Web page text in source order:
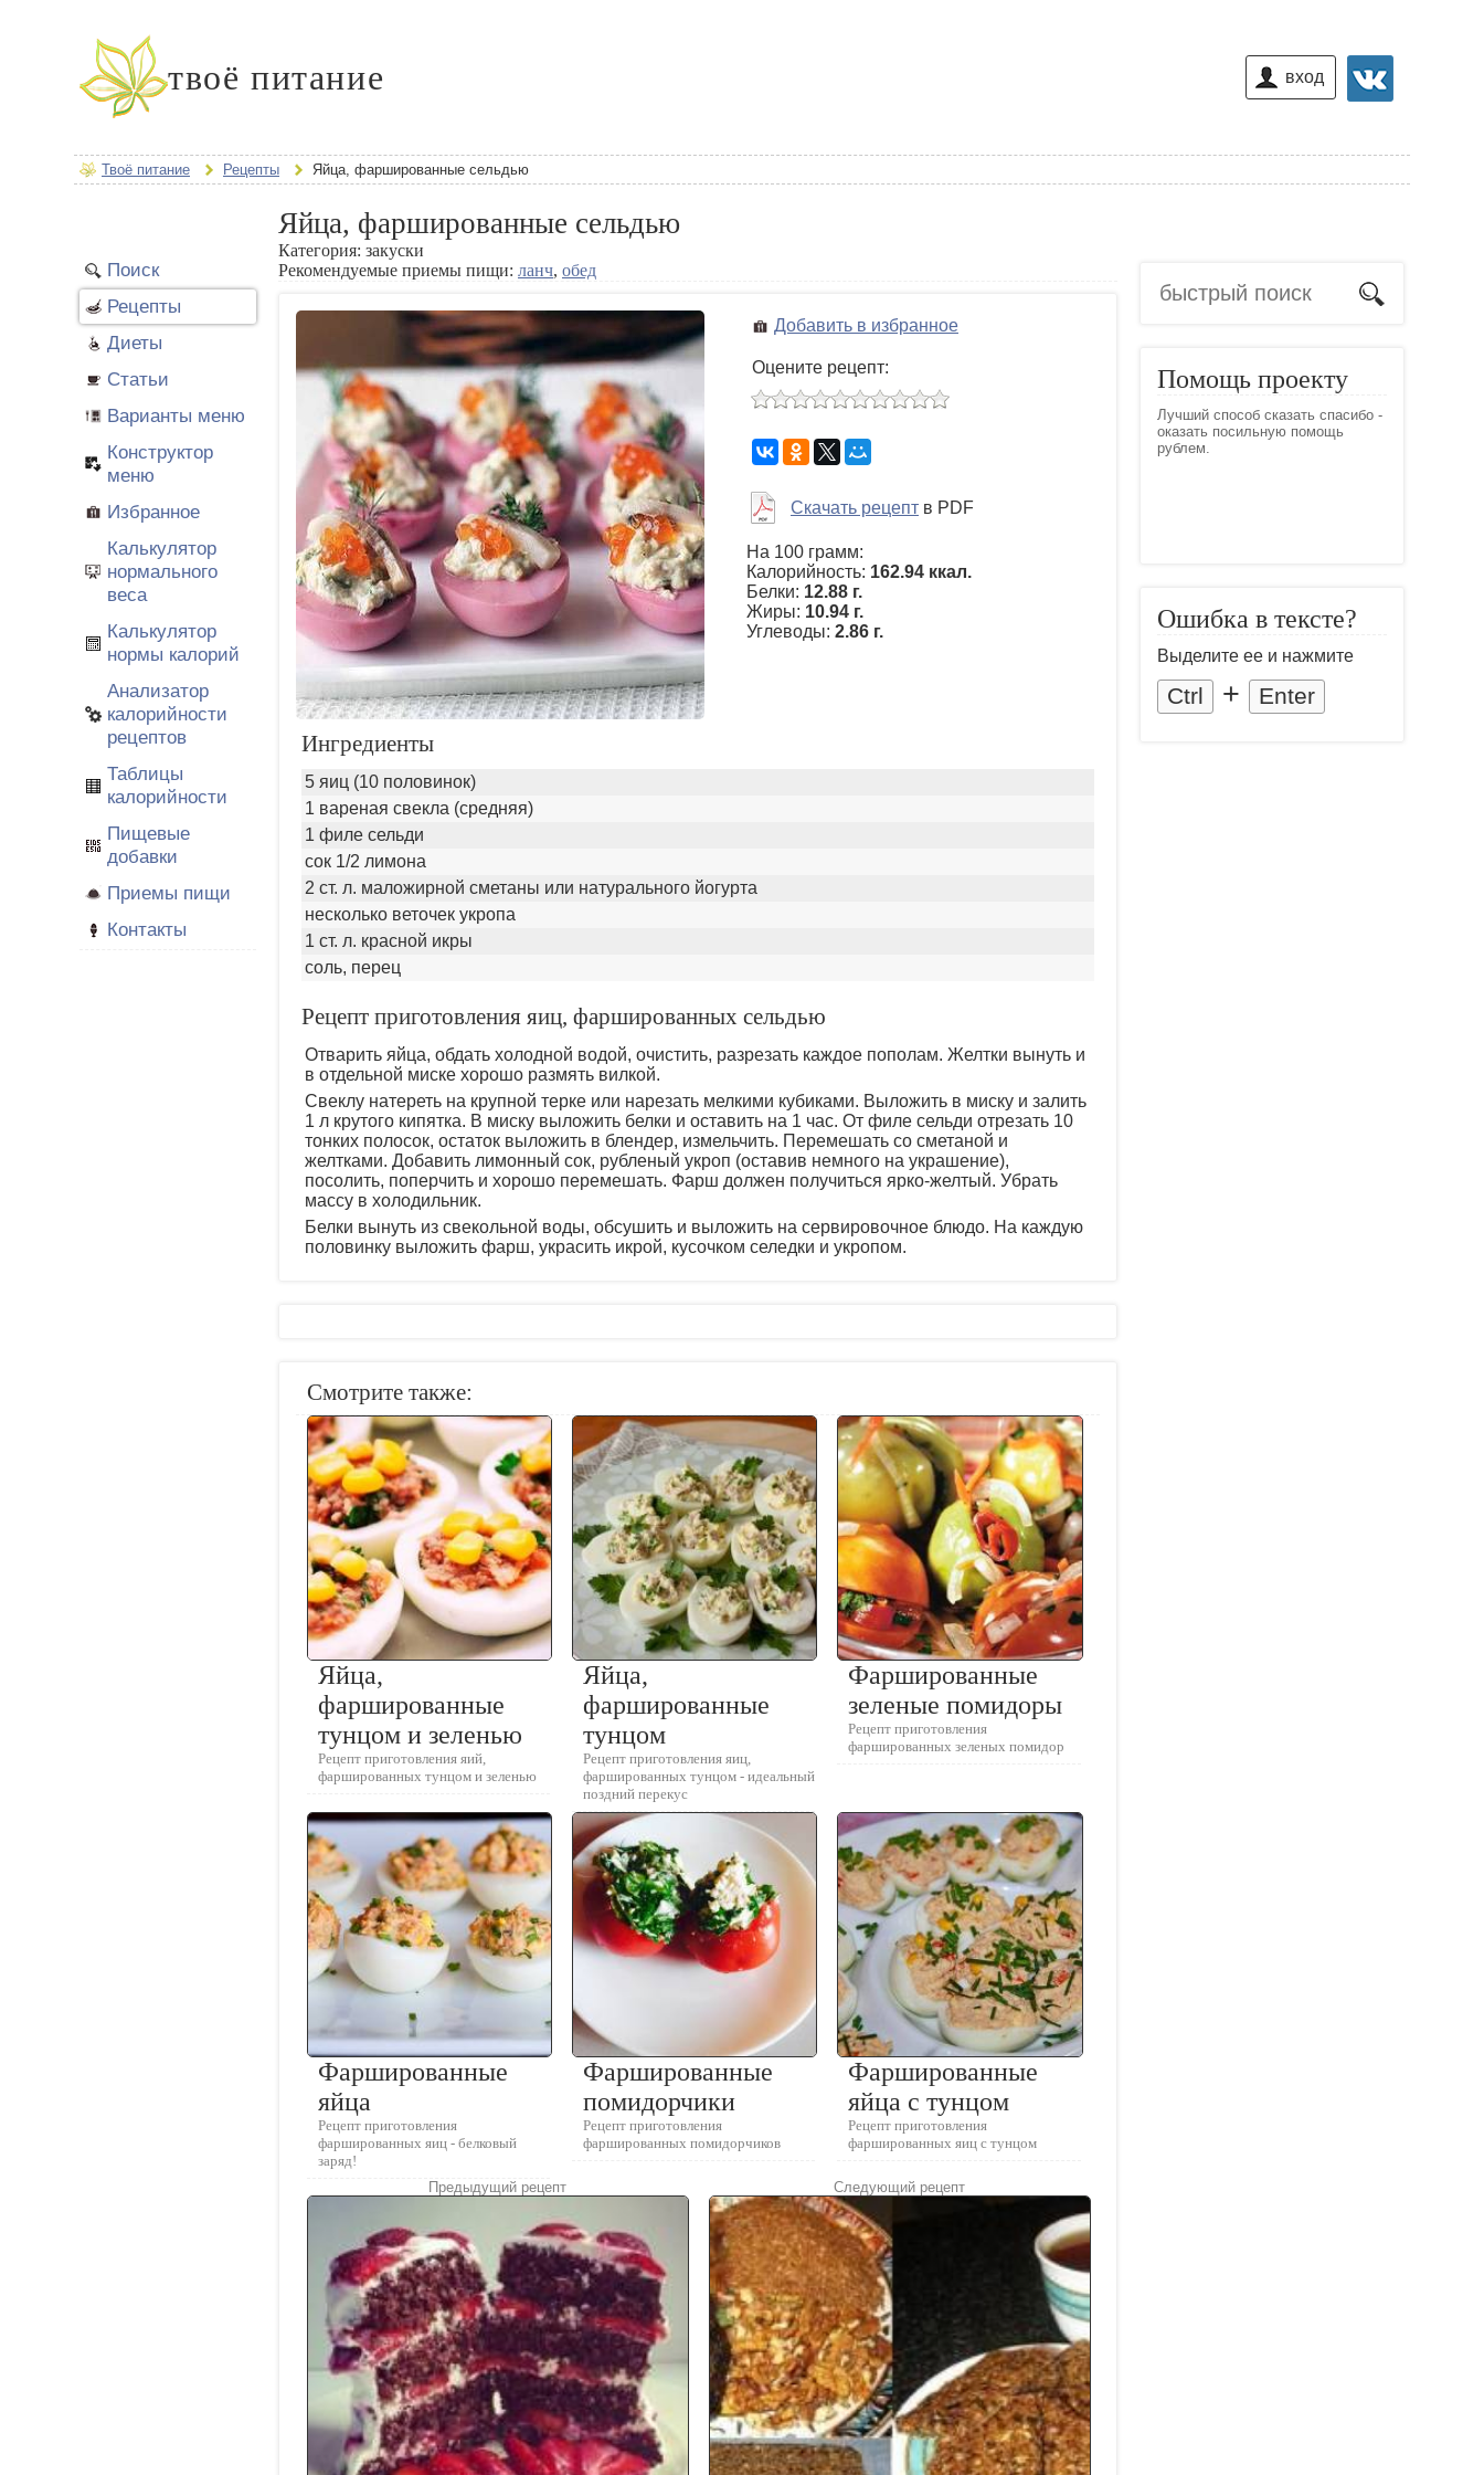
твоё питание вход
Твоё питание Рецепты Яйца, фаршированные сельдью
Поиск
Рецепты
Диеты
Статьи
Варианты меню
Конструктор
меню
Избранное
Калькулятор
нормального
веса
Калькулятор
нормы калорий
Анализатор
калорийности
рецептов
Таблицы
калорийности
Пищевые
добавки
Приемы пищи
Контакты
Яйца, фаршированные сельдью
Категория: закуски
Рекомендуемые приемы пищи: ланч, обед
Добавить в избранное
Оцените рецепт:
Скачать рецепт в PDF
На 100 грамм:
Калорийность: 162.94 ккал.
Белки: 12.88 г.
Жиры: 10.94 г.
Углеводы: 2.86 г.
Ингредиенты
5 яиц (10 половинок)
1 вареная свекла (средняя)
1 филе сельди
сок 1/2 лимона
2 ст. л. маложирной сметаны или натурального йогурта
несколько веточек укропа
1 ст. л. красной икры
соль, перец
Рецепт приготовления яиц, фаршированных сельдью
Отварить яйца, обдать холодной водой, очистить, разрезать каждое пополам. Желтки вынуть и
в отдельной миске хорошо размять вилкой.
Свеклу натереть на крупной терке или нарезать мелкими кубиками. Выложить в миску и залить
1 л крутого кипятка. В миску выложить белки и оставить на 1 час. От филе сельди отрезать 10
тонких полосок, остаток выложить в блендер, измельчить. Перемешать со сметаной и
желтками. Добавить лимонный сок, рубленый укроп (оставив немного на украшение),
посолить, поперчить и хорошо перемешать. Фарш должен получиться ярко-желтый. Убрать
массу в холодильник.
Белки вынуть из свекольной воды, обсушить и выложить на сервировочное блюдо. На каждую
половинку выложить фарш, украсить икрой, кусочком селедки и укропом.
Смотрите также:
Яйца,
фаршированные
тунцом и зеленью
Рецепт приготовления яий,
фаршированных тунцом и зеленью
Яйца,
фаршированные
тунцом
Рецепт приготовления яиц,
фаршированных тунцом - идеальный
поздний перекус
Фаршированные
зеленые помидоры
Рецепт приготовления
фаршированных зеленых помидор
Фаршированные
яйца
Рецепт приготовления
фаршированных яиц - белковый
заряд!
Фаршированные
помидорчики
Рецепт приготовления
фаршированных помидорчиков
Фаршированные
яйца с тунцом
Рецепт приготовления
фаршированных яиц с тунцом
Предыдущий рецепт Следующий рецепт
Помощь проекту
Лучший способ сказать спасибо -
оказать посильную помощь
рублем.
Ошибка в тексте?
Выделите ее и нажмите
Ctrl + Enter